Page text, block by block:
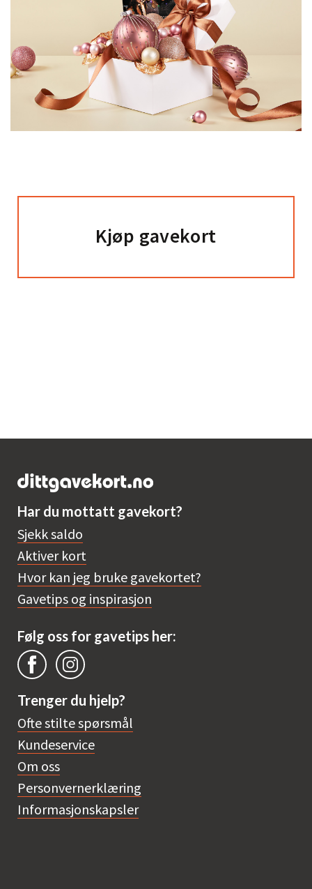
Kjøp gavekort
Har du mottatt gavekort?
Sjekk saldo
Aktiver kort
Hvor kan jeg bruke gavekortet?
Gavetips og inspirasjon
Følg oss for gavetips her:
Trenger du hjelp?
Ofte stilte spørsmål
Kundeservice
Om oss
Personvernerklæring
Informasjonskapsler